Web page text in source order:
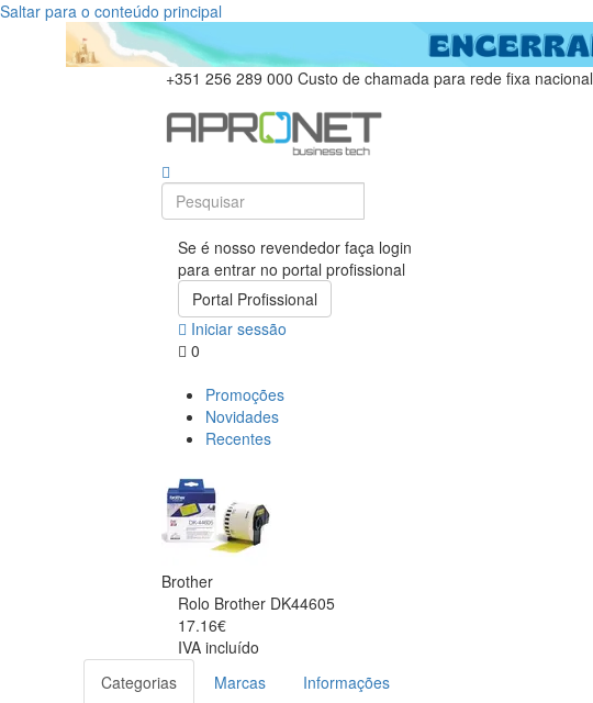
Saltar para o conteúdo principal
+351 256 289 000 Custo de chamada para rede fixa nacional
Se é nosso revendedor faça login
para entrar no portal profissional
Portal Profissional
Iniciar sessão
0
Promoções
Novidades
Recentes
Brother
Rolo Brother DK44605
17.16€
IVA incluído
Categorias
Marcas
Informações